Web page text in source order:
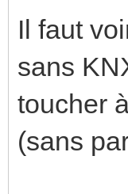
Il faut
sans
toucher
(sans